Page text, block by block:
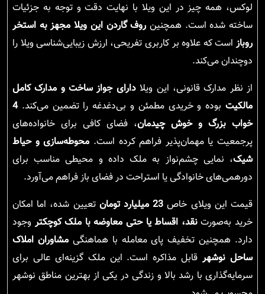
لوکس، همه چیز در این ویلا با نهایت دقت و توجه به جزئیات
ساخته شده است. همچنین روف گاردن این ویلا مجهز به استخر
روباز است که علاوه بر کاربری تفریحی، ارزش زیبایی‌شناسی ویلا را
دوچندان می‌کند.
از نظر مدارک قانونی، این ویلادارای جواز ساخت و مدارک کامل
مالکیت بوده و خریدی مطمئن و بی‌دغدغه را تضمین می‌کند.4
خواب بزرگ و خوش چیدمان، فضای کافی برای خانواده‌های
پرجمعیت یا مهمان‌پذیر فراهم کرده است. محوطه‌سازی و حیاط
شیک، نمایی چشم‌نواز به ملک داده و محیطی مناسب برای
دورهمی‌های خانوادگی یا استراحت در فضای باز فراهم می‌آورد.
قیمت این ویلای خاص 23 میلیارد تومان
تعیین شده، اما امکان
خرید به‌صورتنقد، اقساط یا حتی معاوضه با ملک کوچکتر وجود
دارد. همچنین تخفیف پای معامله با هماهنگیمشاوران املاک
ساحل نوشهرقابل مذاکره است. این ملک گزینه‌ای عالی برای
سرمایه‌گذاری با رشد بالا و زندگی در یکی از بهترین مناطق نوشهر